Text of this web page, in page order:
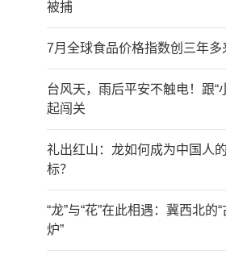
被捕
7月全球食品价格指数创三年多
台风天，雨后平安不触电！跟“
起闯关
礼出红山：龙如何成为中国人
标？
“龙”与“花”在此相遇：冀西北的
炉”